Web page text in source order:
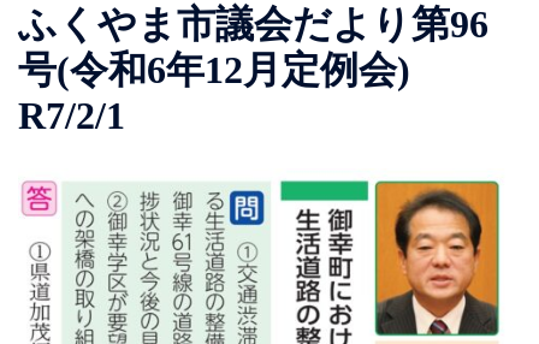
ふくやま市議会だより第96
号(令和6年12月定例会)
R7/2/1